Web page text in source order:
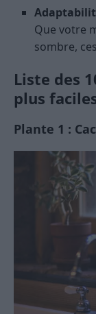
Que votre
sombre,
Liste des
plus
Plante 1 :